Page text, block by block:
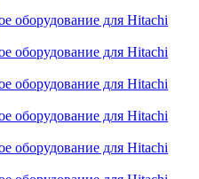
оборудование для Hitachi
оборудование для Hitachi
оборудование для Hitachi
оборудование для Hitachi
оборудование для Hitachi